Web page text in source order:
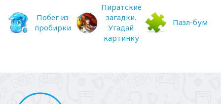
Побег из
пробирки
Пиратские
загадки.
Угадай
картинку
Пазл-бум